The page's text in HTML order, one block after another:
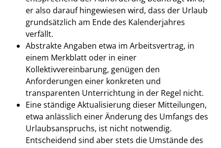
er also darauf hingewiesen wird, dass der Urlaub
grundsätzlich am Ende des Kalenderjahres
verfällt.
Abstrakte Angaben etwa im Arbeitsvertrag, in
einem Merkblatt oder in einer
Kollektivvereinbarung, genügen den
Anforderungen einer konkreten und
transparenten Unterrichtung in der Regel nicht.
Eine ständige Aktualisierung dieser Mitteilungen,
etwa anlässlich einer Änderung des Umfangs des
Urlaubsanspruchs, ist nicht notwendig.
Entscheidend sind aber stets die Umstände des